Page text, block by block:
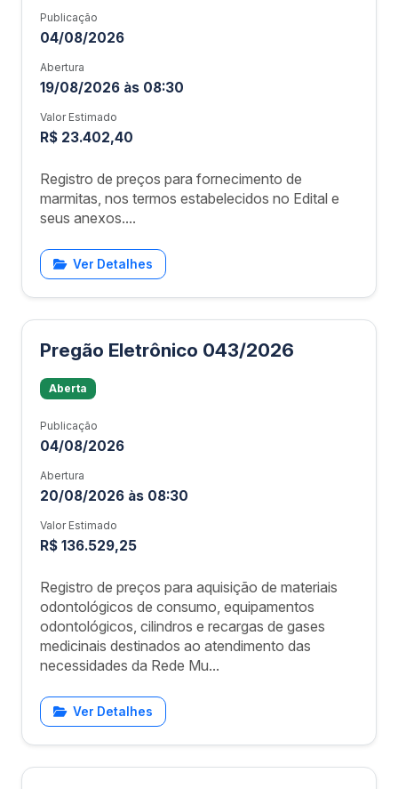
Publicação
04/08/2026
Abertura
19/08/2026 às 08:30
Valor Estimado
R$ 23.402,40
Registro de preços para fornecimento de
marmitas, nos termos estabelecidos no Edital e
seus anexos....
Ver Detalhes
Pregão Eletrônico 043/2026
Aberta
Publicação
04/08/2026
Abertura
20/08/2026 às 08:30
Valor Estimado
R$ 136.529,25
Registro de preços para aquisição de materiais
odontológicos de consumo, equipamentos
odontológicos, cilindros e recargas de gases
medicinais destinados ao atendimento das
necessidades da Rede Mu...
Ver Detalhes